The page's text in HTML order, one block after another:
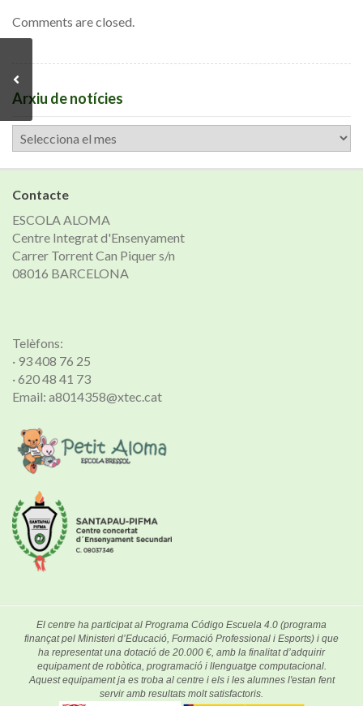
Comments are closed.
Arxiu de notícies
Arxiu
de
notícies
Contacte
ESCOLA ALOMA
Centre Integrat d'Ensenyament
Carrer Torrent Can Piquer s/n
08016 BARCELONA
Telèfons:
· 93 408 76 25
· 620 48 41 73
Email: a8014358@xtec.cat
El centre ha participat al Programa Código Escuela 4.0 (programa
finançat pel Ministeri d’Educació, Formació Professional i Esports) i que
ha representat una dotació de 20.000 €, amb la finalitat d’adquirir
equipament de robòtica, programació i llenguatge computacional.
Aquest equipament ja es troba al centre i els i les alumnes l'estan fent
servir amb resultats molt satisfactoris.